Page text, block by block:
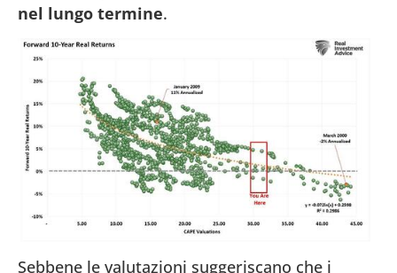
nel lungo termine.
Sebbene le valutazioni suggeriscano che i